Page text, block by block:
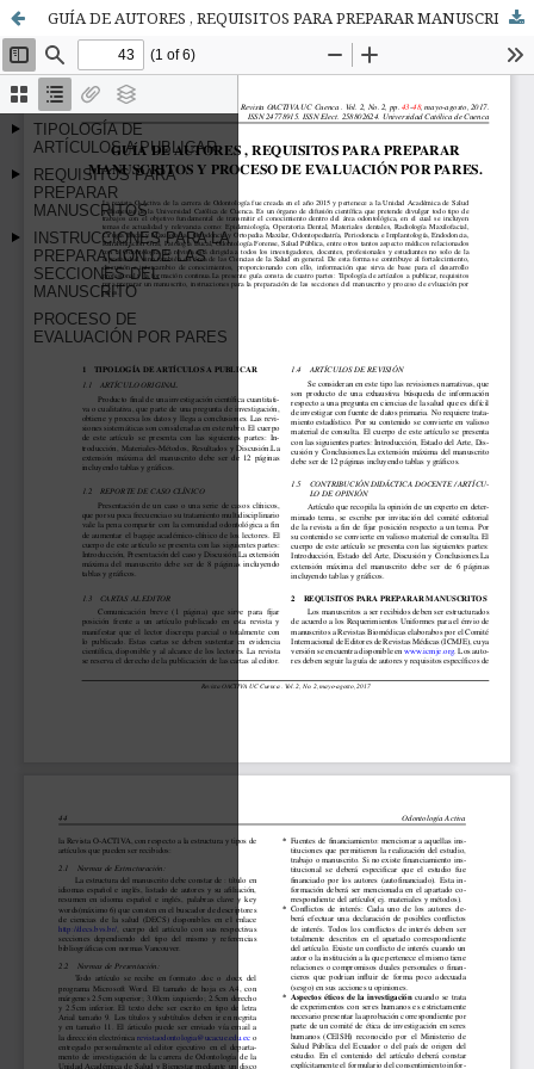
GUÍA DE AUTORES , REQUISITOS PARA PREPARAR MANUSCRITOS Y PROCESO DE EVALUACIÓN POR PARES. V2N2